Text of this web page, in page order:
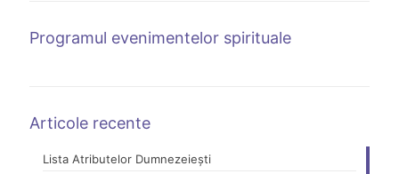
Programul evenimentelor spirituale
Articole recente
Lista Atributelor Dumnezeiești